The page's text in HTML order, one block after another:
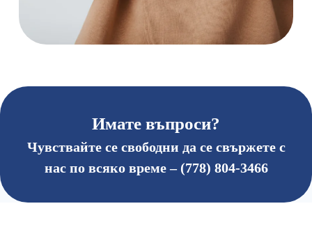
Имате въпроси?
Чувствайте се свободни да се свържете с
нас по всяко време – (778) 804-3466